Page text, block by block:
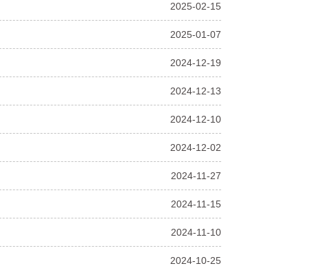
2025-02-15
2025-01-07
2024-12-19
2024-12-13
2024-12-10
2024-12-02
2024-11-27
2024-11-15
2024-11-10
2024-10-25